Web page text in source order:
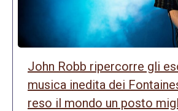
John Robb ripercorre gli
musica inedita dei
reso il mondo un posto